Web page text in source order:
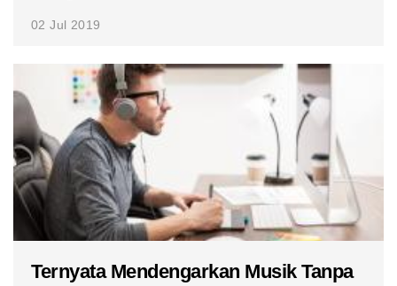
02 Jul 2019
Ternyata Mendengarkan Musik Tanpa